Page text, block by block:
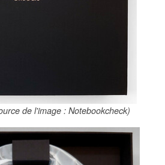
de l'image : Notebookcheck)